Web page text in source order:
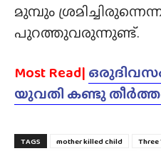
മുമ്പും
പുറത്തുവരുന്നുണ്ട്.
Most Read|
യുവതി കണ്ടു
TAGS mother killed child
Three